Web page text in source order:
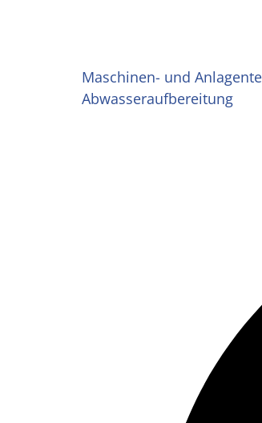
Maschinen- und
Abwasseraufbereitung